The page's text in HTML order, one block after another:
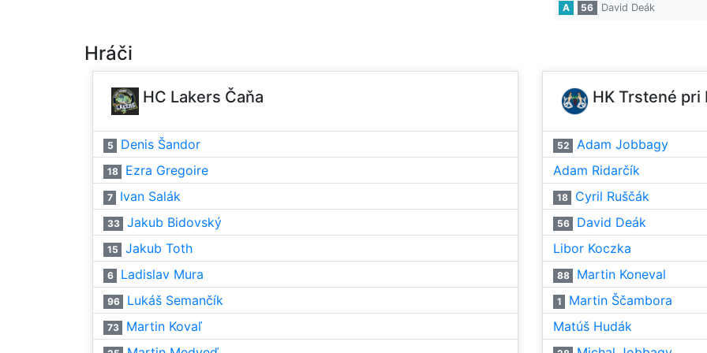
A 56 David Deák
Hráči
HC Lakers Čaňa
5 Denis Šandor
18 Ezra Gregoire
7 Ivan Salák
33 Jakub Bidovský
15 Jakub Toth
6 Ladislav Mura
96 Lukáš Semančík
73 Martin Kovaľ
HK Trstené pri
52
Adam Jobbagy
Adam Ridarčík
18 Cyril Ruščák
56
David Deák
Libor Koczka
88 Martin Koneval
1
Martin Ščambora
Matúš Hudák